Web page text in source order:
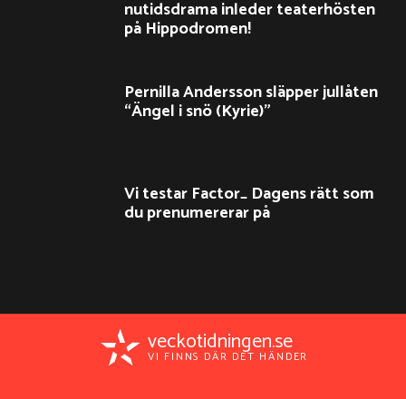
nutidsdrama inleder teaterhösten
på Hippodromen!
Pernilla Andersson släpper jullåten
“Ängel i snö (Kyrie)”
Vi testar Factor_ Dagens rätt som
du prenumererar på
veckotidningen.se
VI FINNS DÄR DET HÄNDER